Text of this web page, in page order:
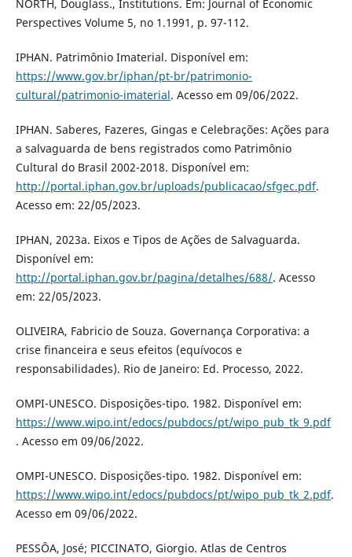
NORTH, Douglass., Institutions. Em: Journal of Economic
Perspectives Volume 5, no 1.1991, p. 97-112.
IPHAN. Patrimônio Imaterial. Disponível em:
https://www.gov.br/iphan/pt-br/patrimonio-
cultural/patrimonio-imaterial. Acesso em 09/06/2022.
IPHAN. Saberes, Fazeres, Gingas e Celebrações: Ações para
a salvaguarda de bens registrados como Patrimônio
Cultural do Brasil 2002-2018. Disponível em:
http://portal.iphan.gov.br/uploads/publicacao/sfgec.pdf.
Acesso em: 22/05/2023.
IPHAN, 2023a. Eixos e Tipos de Ações de Salvaguarda.
Disponível em:
http://portal.iphan.gov.br/pagina/detalhes/688/. Acesso
em: 22/05/2023.
OLIVEIRA, Fabricio de Souza. Governança Corporativa: a
crise financeira e seus efeitos (equívocos e
responsabilidades). Rio de Janeiro: Ed. Processo, 2022.
OMPI-UNESCO. Disposições-tipo. 1982. Disponível em:
https://www.wipo.int/edocs/pubdocs/pt/wipo_pub_tk_9.pdf
. Acesso em 09/06/2022.
OMPI-UNESCO. Disposições-tipo. 1982. Disponível em:
https://www.wipo.int/edocs/pubdocs/pt/wipo_pub_tk_2.pdf.
Acesso em 09/06/2022.
PESSÔA, José; PICCINATO, Giorgio. Atlas de Centros